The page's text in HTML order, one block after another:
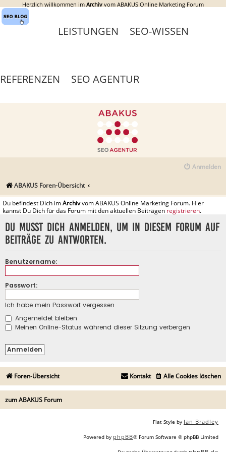
Herzlich willkommen im Archiv vom ABAKUS Online Marketing Forum
LEISTUNGEN SEO-WISSEN
REFERENZEN SEO AGENTUR
Anmelden
ABAKUS Foren-Übersicht
Du befindest Dich imArchivvom ABAKUS Online Marketing Forum. Hier
kannst Du Dich für das Forum mit den aktuellen Beiträgen registrieren.
Du musst dich anmelden, um in diesem Forum auf
Beiträge zu antworten.
Benutzername:
Passwort:
Ich habe mein Passwort vergessen
Angemeldet bleiben
Meinen Online-Status während dieser Sitzung verbergen
Foren-Übersicht Alle Cookies löschen
Kontakt
zum ABAKUS Forum
Flat Style by Ian Bradley
Powered by phpBB® Forum Software © phpBB Limited